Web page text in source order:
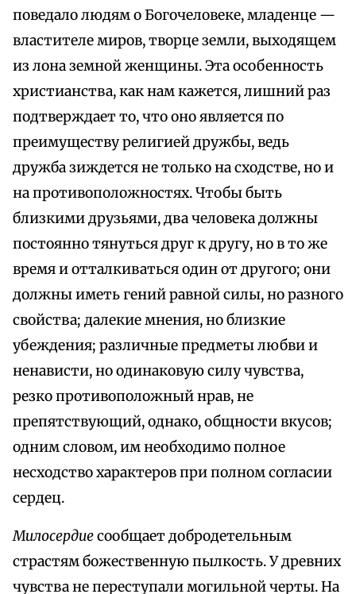
поведало людям о Богочеловеке, младенце —
властителе миров, творце земли, выходящем
из лона земной женщины. Эта особенность
христианства, как нам кажется, лишний раз
подтверждает то, что оно является по
преимуществу религией дружбы, ведь
дружба зиждется не только на сходстве, но и
на противоположностях. Чтобы быть
близкими друзьями, два человека должны
постоянно тянуться друг к другу, но в то же
время и отталкиваться один от другого; они
должны иметь гений равной силы, но разного
свойства; далекие мнения, но близкие
убеждения; различные предметы любви и
ненависти, но одинаковую силу чувства,
резко противоположный нрав, не
препятствующий, однако, общности вкусов;
одним словом, им необходимо полное
несходство характеров при полном согласии
сердец.
Милосердиесообщает добродетельным
страстям божественную пылкость. У древних
чувства не переступали могильной черты. На